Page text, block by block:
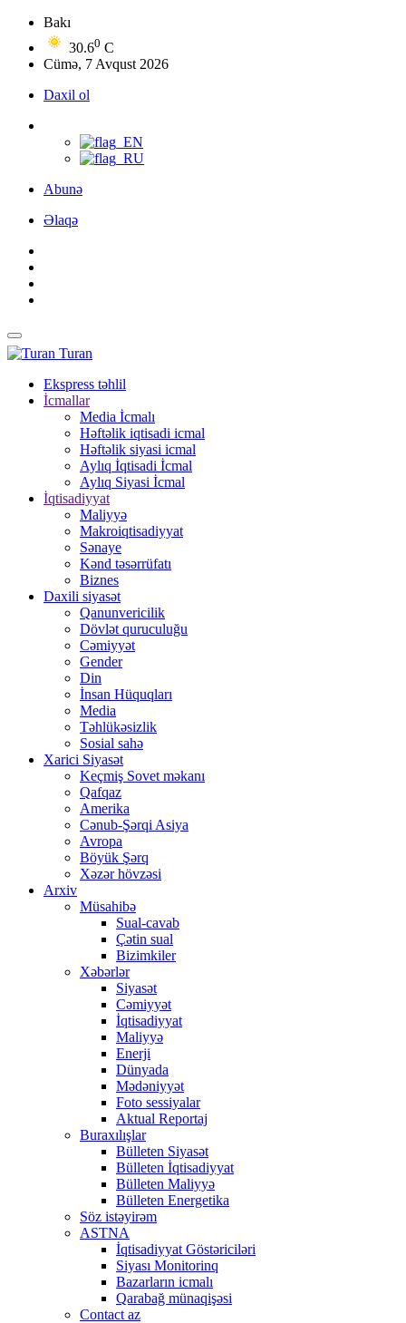
Bakı
30.60 C
Cümə, 7 Avqust 2026
Daxil ol
Abunə
Əlaqə
Turan
Ekspress təhlil
İcmallar
Media İcmalı
Həftəlik iqtisadi icmal
Həftəlik siyasi icmal
Aylıq İqtisadi İcmal
Aylıq Siyasi İcmal
İqtisadiyyat
Maliyyə
Makroiqtisadiyyat
Sənaye
Kənd təsərrüfatı
Biznes
Daxili siyasət
Qanunvericilik
Dövlət quruculuğu
Cəmiyyət
Gender
Din
İnsan Hüquqları
Media
Təhlükəsizlik
Sosial sahə
Xarici Siyasət
Keçmiş Sovet məkanı
Qafqaz
Amerika
Cənub-Şərqi Asiya
Avropa
Böyük Şərq
Xəzər hövzəsi
Arxiv
Müsahibə
Sual-cavab
Çətin sual
Bizimkiler
Xəbərlər
Siyasət
Cəmiyyət
İqtisadiyyat
Maliyyə
Enerji
Dünyada
Mədəniyyət
Foto sessiyalar
Aktual Reportaj
Buraxılışlar
Bülleten Siyasət
Bülleten İqtisadiyyat
Bülleten Maliyyə
Bülleten Energetika
Söz istəyirəm
ASTNA
İqtisadiyyat Göstəriciləri
Siyası Monitorinq
Bazarların icmalı
Qarabağ münaqişəsi
Contact az